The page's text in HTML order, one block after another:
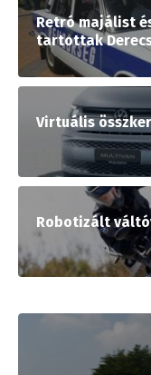
Retró majálist
tartottak
Virtuális
Robotizált